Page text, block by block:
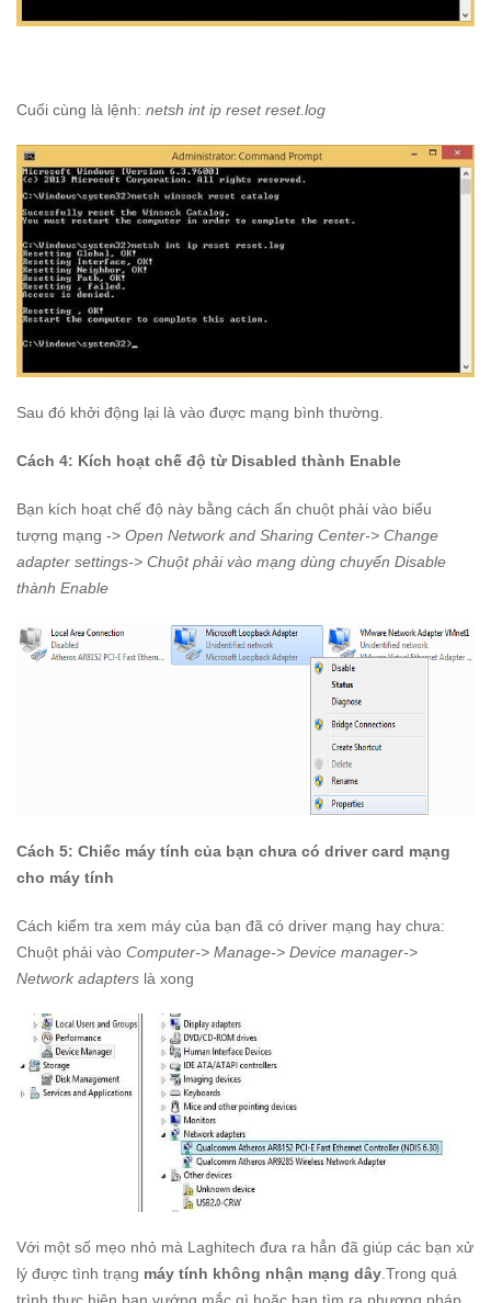
Cuối cùng là lệnh: netsh int ip reset reset.log
Sau đó khởi động lại là vào được mạng bình thường.
Cách 4: Kích hoạt chế độ từ Disabled thành Enable
Bạn kích hoạt chế độ này bằng cách ấn chuột phải vào biểu
tượng mạng -> Open Network and Sharing Center-> Change
adapter settings-> Chuột phải vào mạng dùng chuyển Disable
thành Enable
Cách 5: Chiếc máy tính của bạn chưa có driver card mạng
cho máy tính
Cách kiểm tra xem máy của bạn đã có driver mạng hay chưa:
Chuột phải vào Computer-> Manage-> Device manager->
Network adapters là xong
Với một số mẹo nhỏ mà Laghitech đưa ra hẳn đã giúp các bạn xử
lý được tình trạng máy tính không nhận mạng dây .Trong quá